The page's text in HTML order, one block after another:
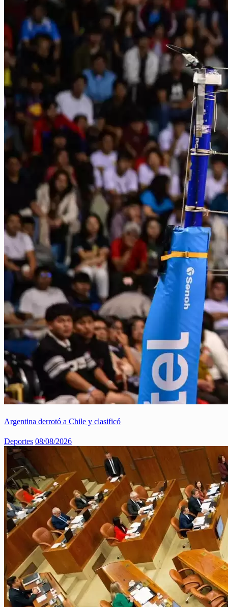
Argentina derrotó a Chile y clasificó
Deportes 08/08/2026